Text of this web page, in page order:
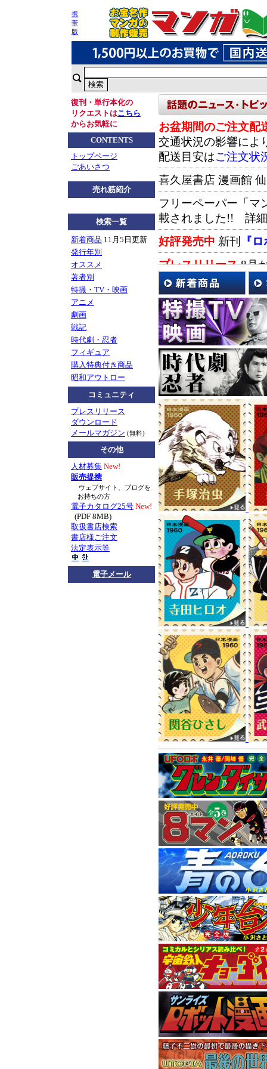
携
帯
版
復刊・単行本化の
リクエストはこちら
からお気軽に
CONTENTS
トップページ
ごあいさつ
売れ筋紹介
検索一覧
新着商品 11月5日更新
発行年別
オススメ
著者別
特撮・TV・映画
アニメ
劇画
戦記
時代劇・忍者
フィギュア
購入特典付き商品
昭和アウトロー
コミュニティ
プレスリリース
ダウンロード
メールマガジン (無料)
その他
人材募集 New!
販売提携
ウェブサイト、ブログを
お持ちの方
電子カタログ25号 New!
(PDF 8MB)
取扱書店検索
書店様ご注文
法定表示等
電子メール
お盆期間のご注文配
交通状況の影響によ
配送目安はご注文状
喜久屋書店 漫画館
フリーペーパー「マ
載されました!! 詳
好評発売中 新刊
『
プレスリリース8月
として、
8/1(土）の限定イベ
先生によるマンガ鼎
※展示会とは別会場
お申込み)との事で
展示会の広告画像は
お知らせTV番組『
に、南波健二先生が
たかを先生や劇画に
て気づいたこと。想
マンガショップ刊行
組内容とリンクす
ド』もぜひご一読く
戦後70年―。戦記漫
2015年7月新刊『黄
お知らせ ロボダッチ
コチラをご覧くださ
プレスリリース4月7
版－』
が取り上げられまし
思い出などが語られ
お知らせマンガショ
広尾満先生、小嶋悟
先生方の連絡先をご
プまでご一報くださ
マンガショップメー
ピックアップ『ロボ
『青の6号』全2巻!!
30年前の『青の6号
『青の6号 AO6』全3
好評発売中2015年1
11月刊はハードボイ
9月刊は1972年に連
1958年発表の元祖『
5月刊は小畑しゅん
4月刊は“背番号0シ
間に位置するエピソ
本作で9年間にわた
『小沢さとるの世界
ました。
消費税率変更の
2014年4月からの消
消費税率を5％から8
現在価格表記が統一
おり ご迷惑おかけい